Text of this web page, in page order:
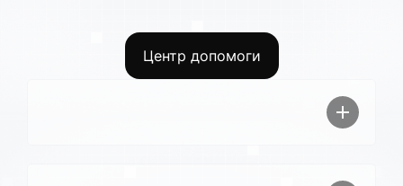
Центр допомоги